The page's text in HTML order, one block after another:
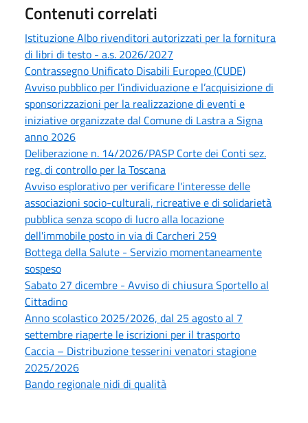
Contenuti correlati
Istituzione Albo rivenditori autorizzati per la fornitura
di libri di testo - a.s. 2026/2027
Contrassegno Unificato Disabili Europeo (CUDE)
Avviso pubblico per l’individuazione e l’acquisizione di
sponsorizzazioni per la realizzazione di eventi e
iniziative organizzate dal Comune di Lastra a Signa
anno 2026
Deliberazione n. 14/2026/PASP Corte dei Conti sez.
reg. di controllo per la Toscana
Avviso esplorativo per verificare l'interesse delle
associazioni socio-culturali, ricreative e di solidarietà
pubblica senza scopo di lucro alla locazione
dell'immobile posto in via di Carcheri 259
Bottega della Salute - Servizio momentaneamente
sospeso
Sabato 27 dicembre - Avviso di chiusura Sportello al
Cittadino
Anno scolastico 2025/2026, dal 25 agosto al 7
settembre riaperte le iscrizioni per il trasporto
Caccia – Distribuzione tesserini venatori stagione
2025/2026
Bando regionale nidi di qualità